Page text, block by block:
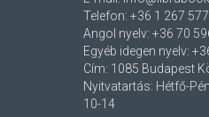
Telefon: +36 1 267
Angol nyelv: +36 70
Egyéb idegen nyelv:
Cím: 1085 Budapest
Nyitvatartás: Hétfő-
10-14